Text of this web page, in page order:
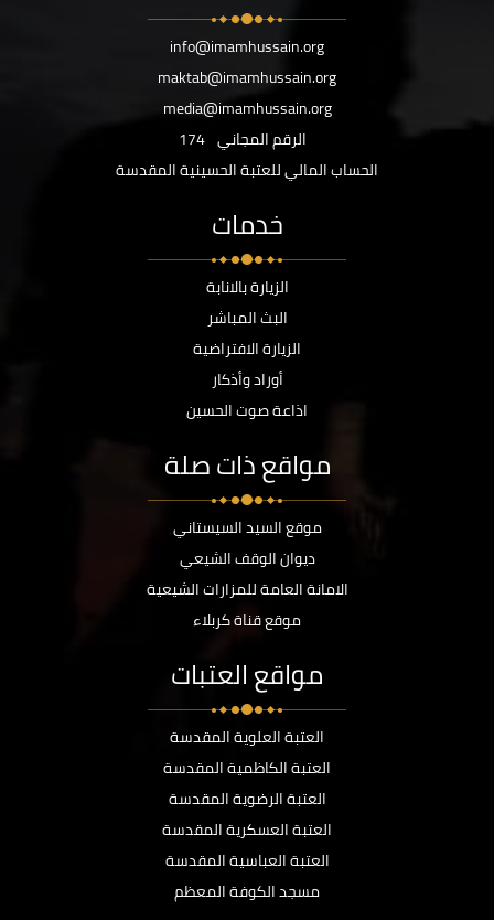
info@imamhussain.org
maktab@imamhussain.org
media@imamhussain.org
الرقم المجاني 174
الحساب المالي للعتبة الحسينية المقدسة
خدمات
الزيارة بالانابة
البث المباشر
الزيارة الافتراضية
أوراد وأذكار
اذاعة صوت الحسين
مواقع ذات صلة
موقع السيد السيستاني
ديوان الوقف الشيعي
الامانة العامة للمزارات الشيعية
موقع قناة كربلاء
مواقع العتبات
العتبة العلوية المقدسة
العتبة الكاظمية المقدسة
العتبة الرضوية المقدسة
العتبة العسكرية المقدسة
العتبة العباسية المقدسة
مسجد الكوفة المعظم